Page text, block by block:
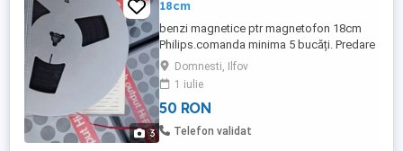
3
18cm
benzi magnetice ptr magnetofon 18cm
Philips.comanda minima 5 bucăți. Predare
personală Domnesti ilfov și Bucuresti
Domnesti, Ilfov
1 iulie
50 RON
Telefon validat